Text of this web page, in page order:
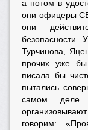
а потом в
они офицеры
они
Турчинова,
прочих уже
писала бы
пытались
самом деле
говорим: